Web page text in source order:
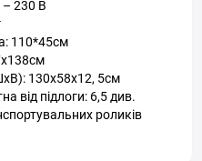
– 230 В
110*45см
130х58х12, 5см
від підлоги: 6,5 див.
роликів